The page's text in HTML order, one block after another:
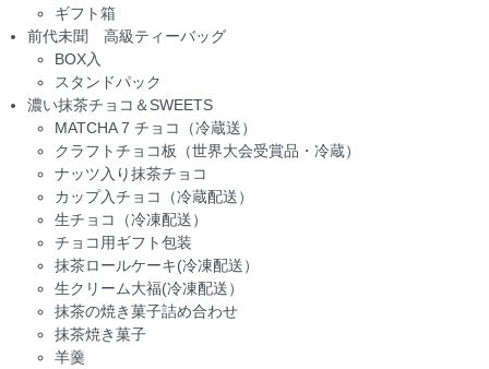
ギフト箱
前代未聞 高級ティーバッグ
BOX入
スタンドパック
濃い抹茶チョコ＆SWEETS
MATCHA 7 チョコ（冷蔵送）
クラフトチョコ板（世界大会受賞品・冷蔵）
ナッツ入り抹茶チョコ
カップ入チョコ（冷蔵配送）
生チョコ（冷凍配送）
チョコ用ギフト包装
抹茶ロールケーキ(冷凍配送）
生クリーム大福(冷凍配送）
抹茶の焼き菓子詰め合わせ
抹茶焼き菓子
羊羹